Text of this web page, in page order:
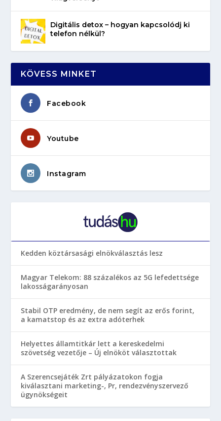
Digitális detox – hogyan kapcsolódj ki
telefon nélkül?
KÖVESS MINKET
Facebook
Youtube
Instagram
Kedden köztársasági elnökválasztás lesz
Magyar Telekom: 88 százalékos az 5G lefedettsége
lakosságarányosan
Stabil OTP eredmény, de nem segít az erős forint,
a kamatstop és az extra adóterhek
Helyettes államtitkár lett a kereskedelmi
szövetség vezetője – Új elnököt választottak
A Szerencsejáték Zrt pályázatokon fogja
kiválasztani marketing-, Pr, rendezvényszervező
ügynökségeit